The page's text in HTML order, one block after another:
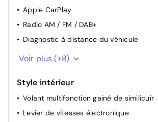
Démarrage sans clé
Pare-soleil avec miroir éclairé
Capteur de luminosité
électriquement
Apple CarPlay
Radio AM / FM / DAB+
Diagnostic à distance du véhicule
6 haut-parleurs
Écran tactile central 10,25 pouces
Verrouillage / déverrouillage à distance
Application connectée MG iSMART Lite
Voir plus (+8)
Style intérieur
Volant multifonction gainé de similicuir
Levier de vitesses électronique